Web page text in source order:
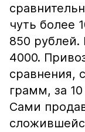
чуть более
850 рублей.
4000.
сравнения,
грамм, за
Сами